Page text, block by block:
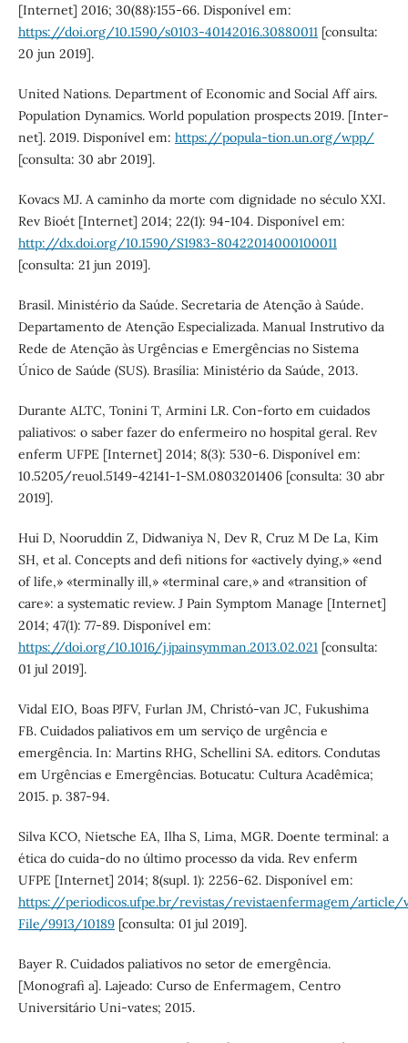
[Internet] 2016; 30(88):155-66. Disponível em:
https://doi.org/10.1590/s0103-40142016.30880011[consulta:
20 jun 2019].
United Nations. Department of Economic and Social Aff airs.
Population Dynamics. World population prospects 2019. [Inter-
net]. 2019. Disponível em: https://popula-tion.un.org/wpp/
[consulta: 30 abr 2019].
Kovacs MJ. A caminho da morte com dignidade no século XXI.
Rev Bioét [Internet] 2014; 22(1): 94-104. Disponível em:
http://dx.doi.org/10.1590/S1983-80422014000100011
[consulta: 21 jun 2019].
Brasil. Ministério da Saúde. Secretaria de Atenção à Saúde.
Departamento de Atenção Especializada. Manual Instrutivo da
Rede de Atenção às Urgências e Emergências no Sistema
Único de Saúde (SUS). Brasília: Ministério da Saúde, 2013.
Durante ALTC, Tonini T, Armini LR. Con-forto em cuidados
paliativos: o saber fazer do enfermeiro no hospital geral. Rev
enferm UFPE [Internet] 2014; 8(3): 530-6. Disponível em:
10.5205/reuol.5149-42141-1-SM.0803201406 [consulta: 30 abr
2019].
Hui D, Nooruddin Z, Didwaniya N, Dev R, Cruz M De La, Kim
SH, et al. Concepts and defi nitions for «actively dying,» «end
of life,» «terminally ill,» «terminal care,» and «transition of
care»: a systematic review. J Pain Symptom Manage [Internet]
2014; 47(1): 77-89. Disponível em:
https://doi.org/10.1016/j.jpainsymman.2013.02.021[consulta:
01 jul 2019].
Vidal EIO, Boas PJFV, Furlan JM, Christó-van JC, Fukushima
FB. Cuidados paliativos em um serviço de urgência e
emergência. In: Martins RHG, Schellini SA. editors. Condutas
em Urgências e Emergências. Botucatu: Cultura Acadêmica;
2015. p. 387-94.
Silva KCO, Nietsche EA, Ilha S, Lima, MGR. Doente terminal: a
ética do cuida-do no último processo da vida. Rev enferm
UFPE [Internet] 2014; 8(supl. 1): 2256-62. Disponível em:
https://periodicos.ufpe.br/revistas/revistaenfermagem/article/
File/9913/10189[consulta: 01 jul 2019].
Bayer R. Cuidados paliativos no setor de emergência.
[Monografi a]. Lajeado: Curso de Enfermagem, Centro
Universitário Uni-vates; 2015.